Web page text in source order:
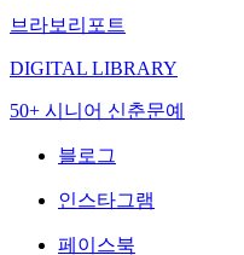
브라보리포트
DIGITAL LIBRARY
50+ 시니어 신춘문예
블로그
인스타그램
페이스북